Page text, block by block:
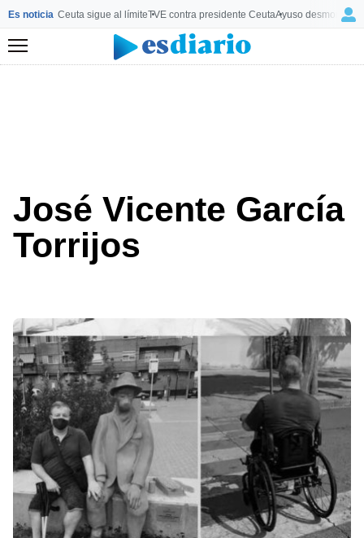
Es noticia Ceuta sigue al límiteTVE contra presidente CeutaAyuso desmonta a
Menú
José Vicente García
Torrijos